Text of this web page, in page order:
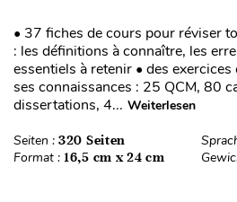
• 37 fiches de cours pour réviser
: les définitions à connaître, les
essentiels à retenir • des
ses connaissances : 25 QCM, 80
dissertations, 4... Weiterlesen
Seiten : 320 Seiten
Format : 16,5 cm x 24 cm